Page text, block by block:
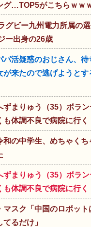
グ…TOP5がこちらｗｗ
グビー九州電力所属の
ー出身の26歳
パ活疑惑のおじさん、
が来たので逃げようとす
ずまりゅう（35）ボラ
も体調不良で病院に行く
和の中学生、めちゃく
ずまりゅう（35）ボラ
も体調不良で病院に行く
マスク「中国のロボット
るだけ」